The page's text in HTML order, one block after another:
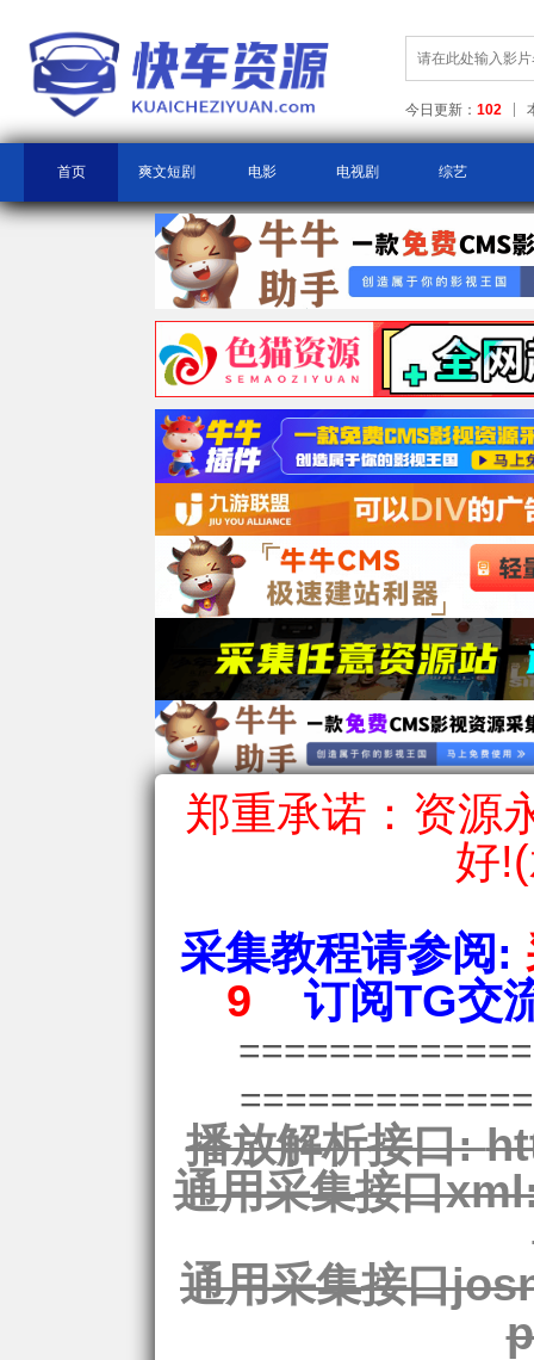
今日更新： 102
首页 爽文短剧 电影 电视剧 综艺
郑重承诺：资源
好
采集教程请参阅:
9
订阅TG交
播放解析接口:
通用采集接口
通用采集接口